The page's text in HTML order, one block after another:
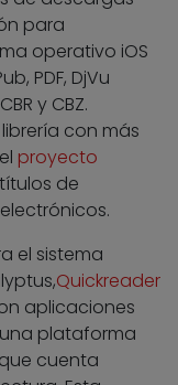
para
operativo iOS
PDF, DjVu
y CBZ.
con más
proyecto
de
el sistema
,Quickreader
aplicaciones
plataforma
cuenta